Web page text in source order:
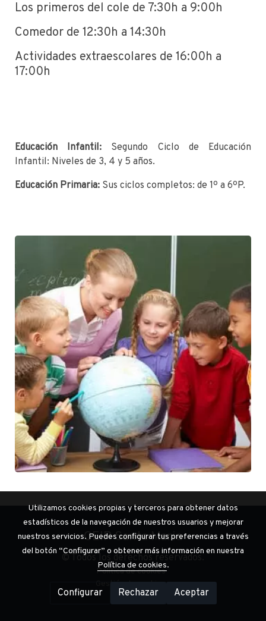
Los primeros del cole de 7:30h a 9:00h
Comedor de 12:30h a 14:30h
Actividades extraescolares de 16:00h a
17:00h
Educación Infantil: Segundo Ciclo de Educación
Infantil: Niveles de 3, 4 y 5 años.
Educación Primaria: Sus ciclos completos: de 1º a 6ºP.
CEIP Santa Maria
© Todos los derechos reservados.
Política de cookies
Gestión de cookies
Utilizamos cookies propias y terceros para obtener datos
estadísticos de la navegación de nuestros usuarios y mejorar
nuestros servicios. Puedes configurar tus preferencias a través
del botón “Configurar” o obtener más información en nuestra
Política de cookies.
Configurar Rechazar Aceptar